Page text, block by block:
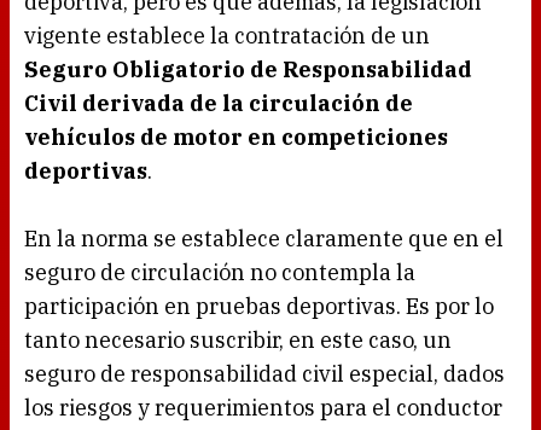
vigente establece la contratación de un
Seguro Obligatorio de Responsabilidad
Civil derivada de la circulación de
vehículos de motor en competiciones
deportivas.
En la norma se establece claramente que en el
seguro de circulación no contempla la
participación en pruebas deportivas. Es por lo
tanto necesario suscribir, en este caso, un
seguro de responsabilidad civil especial, dados
los riesgos y requerimientos para el conductor